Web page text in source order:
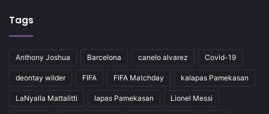
Tags
Anthony Joshua Barcelona canelo alvarez Covid-19
deontay wilder FIFA FIFA Matchday kalapas Pamekasan
LaNyalla Mattalitti lapas Pamekasan Lionel Messi